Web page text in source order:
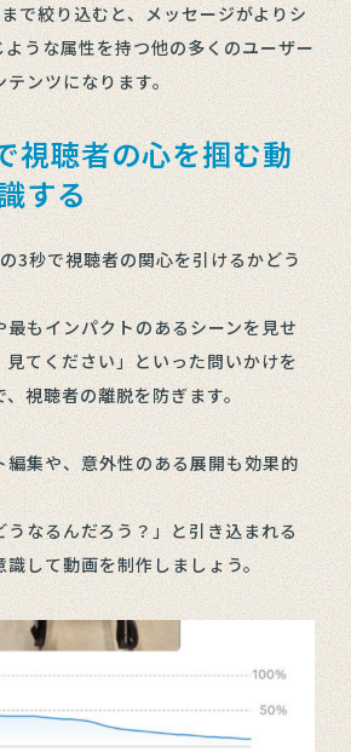
で絞り込むと、メッセージがよりシ
ような属性を持つ他の多くのユーザー
ンツになります。
視聴者の心を掴む動
する
3秒で視聴者の関心を引けるかどう
もインパクトのあるシーンを見せ
てください」といった問いかけを
視聴者の離脱を防ぎます。
編集や、意外性のある展開も効果的
なるんだろう？」と引き込まれる
識して動画を制作しましょう。